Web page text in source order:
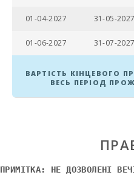
(km):
Пляж
(км):
01-04-2027 31-05-2027
01-06-2027 31-07-2027
ВАРТІСТЬ КІНЦЕВОГО
ВЕСЬ ПЕРІОД
ПРИМІТКА: НЕ ДОЗВОЛЕНІ